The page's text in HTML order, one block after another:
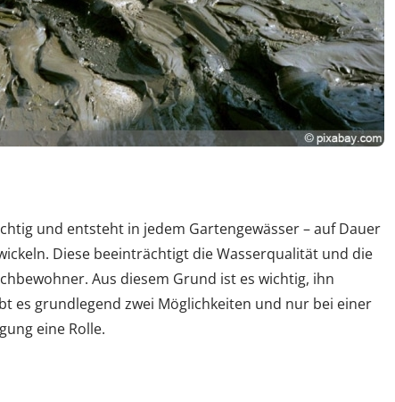
und entsteht in jedem Gartengewässer – auf Dauer
Diese beeinträchtigt die Wasserqualität und die
Aus diesem Grund ist es wichtig, ihn
es grundlegend zwei Möglichkeiten und nur bei einer
eine Rolle.